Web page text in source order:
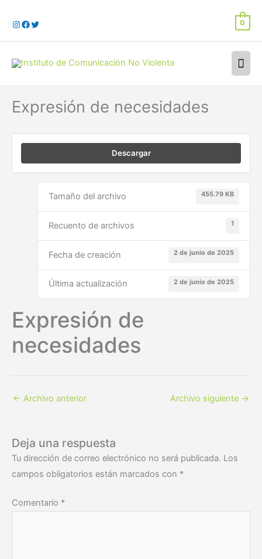
contenido
0
Expresión de necesidades
Descargar
Tamaño del archivo 455.79 KB
Recuento de archivos 1
Fecha de creación 2 de junio de 2025
Última actualización 2 de junio de 2025
Expresión de
necesidades
← Archivo anterior Archivo siguiente →
Deja una respuesta
Tu dirección de correo electrónico no será publicada. Los
campos obligatorios están marcados con *
Comentario *